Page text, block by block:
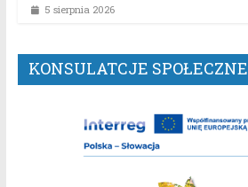
5 sierpnia 2026
KONSULATCJE SPOŁECZNE